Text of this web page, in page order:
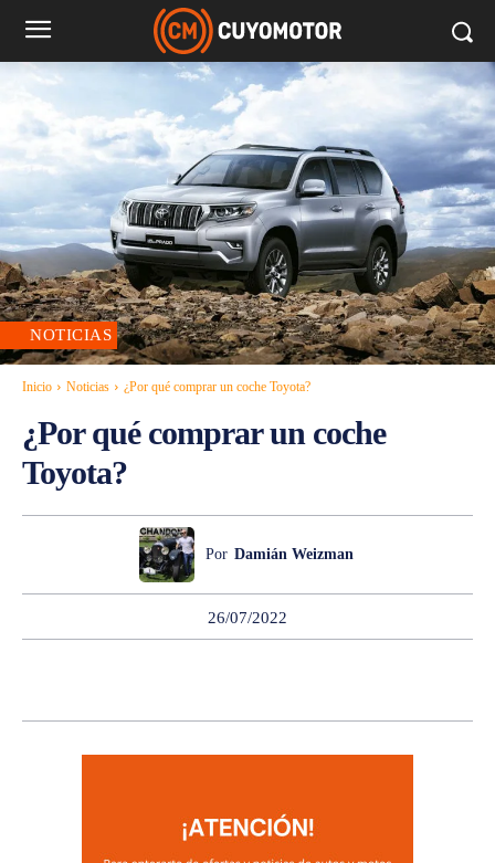
NOTICIAS
Inicio Noticias ¿Por qué comprar un coche Toyota?
¿Por qué comprar un coche
Toyota?
Por Damián Weizman
26/07/2022